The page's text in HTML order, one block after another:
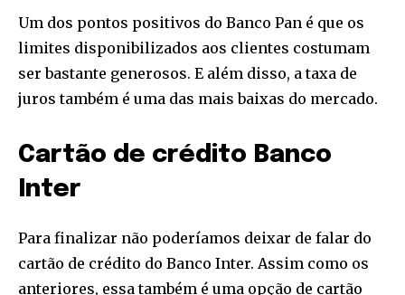
I've read and accept thePrivacy Policy.
[td_block_social_counter style=”style7 td-social-boxed”
manual_count_instagram=”32111″ instagram=”#” twitch=”#”
manual_count_twitch=”11243″ tiktok=”#”
manual_count_tiktok=”32214″ f_network_font_family=”tt-
font_global”
Um dos pontos positivos do Banco Pan é que os
limites disponibilizados aos clientes costumam
ser bastante generosos. E além disso, a taxa de
juros também é uma das mais baixas do mercado.
Cartão de crédito Banco
Inter
Para finalizar não poderíamos deixar de falar do
cartão de crédito do Banco Inter. Assim como os
anteriores, essa também é uma opção de cartão